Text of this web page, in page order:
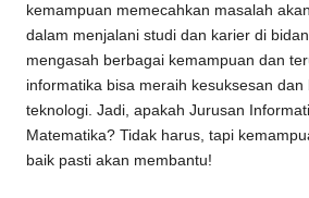
kemampuan memecahkan masalah
dalam menjalani studi dan karier di
mengasah berbagai kemampuan dan
informatika bisa meraih kesuksesan
teknologi. Jadi, apakah Jurusan
Matematika? Tidak harus, tapi
baik pasti akan membantu!